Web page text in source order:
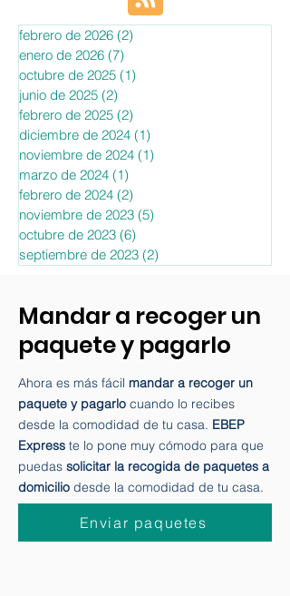
febrero de 2026 (2)2 entradas
enero de 2026 (7)
octubre de 2025 (1)
junio de 2025 (2)2 entradas
febrero de 2025 (2)2 entradas
diciembre de 2024
noviembre de 2024
marzo de 2024 (1)1 entrada
febrero de 2024 (2)2 entradas
noviembre de 2023 (5)5 entradas
Mandar a recoger un
paquete y pagarlo
Ahora es más fácilmandar a recoger un
paquete y pagarlo cuando lo recibes
desde la comodidad de tu casa.EBEP
Expresste lo pone muy cómodo para que
desde la comodidad de tu casa.